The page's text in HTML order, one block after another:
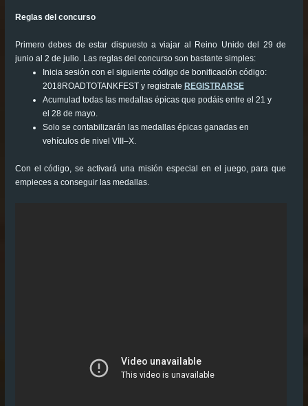
Reglas del concurso
Primero debes de estar dispuesto a viajar al Reino Unido del 29 de
junio al 2 de julio. Las reglas del concurso son bastante simples:
Inicia sesión con el siguiente código de bonificación código:
2018ROADTOTANKFEST y registrate REGISTRARSE
Acumulad todas las medallas épicas que podáis entre el 21 y
el 28 de mayo.
Solo se contabilizarán las medallas épicas ganadas en
vehículos de nivel VIII–X.
Con el código, se activará una misión especial en el juego, para que
empieces a conseguir las medallas.